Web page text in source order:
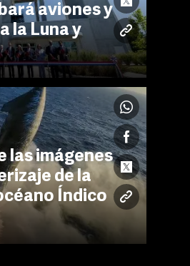
aviones y
la Luna y
las imágenes
de la
Índico